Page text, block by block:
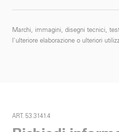
Marchi, immagini, disegni tecnici,
l'ulteriore elaborazione o ulteriori
ART. 53.3141.4